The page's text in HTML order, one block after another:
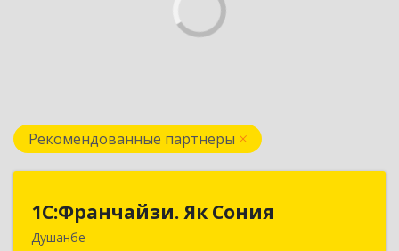
Рекомендованные партнеры
1С:Франчайзи. Як Сония
Душанбе
1С:Франчайзи. Як Сония
Республика Таджикистан, 734013, г. Душанбе,